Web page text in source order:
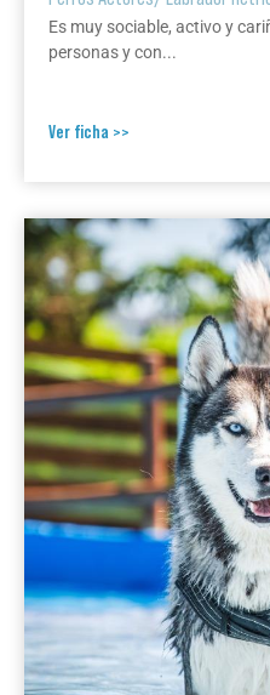
Es muy sociable, activo y
personas y con...
Ver ficha >>